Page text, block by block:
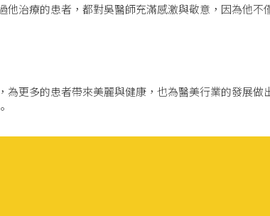
治療的患者，都對吳醫師充滿感激與敬意，因為他
更多的患者帶來美麗與健康，也為醫美行業的發展